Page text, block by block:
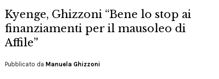
Kyenge, Ghizzoni “Bene lo stop ai
finanziamenti per il mausoleo di
Affile”
Pubblicato da Manuela Ghizzoni